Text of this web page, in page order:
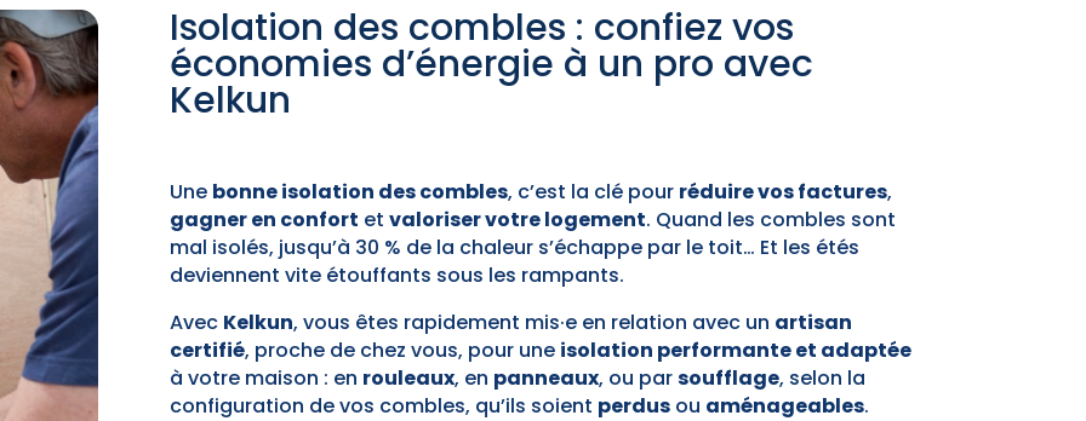
Isolation des combles : confiez vos
économies d’énergie à un pro avec
Kelkun
Une bonne isolation des combles, c’est la clé pour réduire vos factures,
gagner en confort etvaloriser votre logement. Quand les combles sont
mal isolés, jusqu’à 30 % de la chaleur s’échappe par le toit… Et les étés
deviennent vite étouffants sous les rampants.
Avec Kelkun, vous êtes rapidement mis·e en relation avec un artisan
certifié, proche de chez vous, pour une isolation performante et adaptée
à votre maison : en rouleaux, en panneaux, ou parsoufflage, selon la
configuration de vos combles, qu’ils soient perdus ou aménageables.